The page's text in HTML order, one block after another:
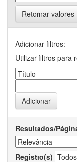
Retornar valores
Adicionar filtros:
Utilizar filtros para
Resultados/
Registro(s)